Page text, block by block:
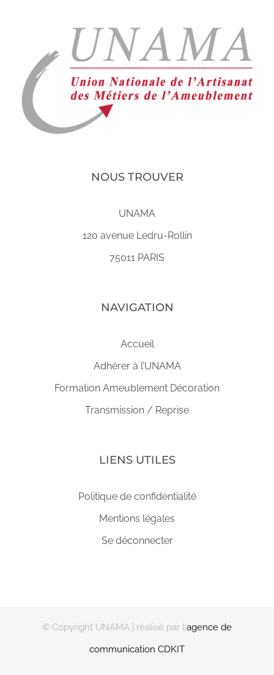
NOUS TROUVER
UNAMA
120 avenue Ledru-Rollin
75011 PARIS
NAVIGATION
Accueil
Adhérer à l’UNAMA
Formation Ameublement Décoration
Transmission / Reprise
LIENS UTILES
Politique de confidentialité
Mentions légales
Se déconnecter
© Copyright UNAMA | réalisé par l'agence de
communication CDKIT